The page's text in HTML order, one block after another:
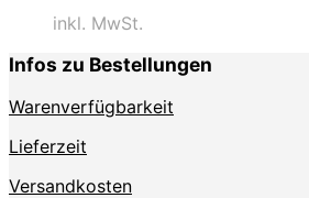
inkl. MwSt.
Infos zu Bestellungen
Warenverfügbarkeit
Lieferzeit
Versandkosten